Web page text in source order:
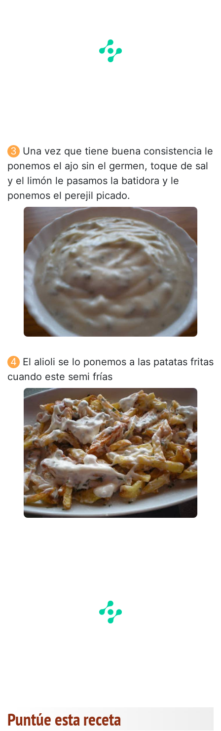
Una vez que tiene buena consistencia le
ponemos el ajo sin el germen, toque de sal
y el limón le pasamos la batidora y le
ponemos el perejil picado.
El alioli se lo ponemos a las patatas fritas
cuando este semi frías
Puntúe esta receta